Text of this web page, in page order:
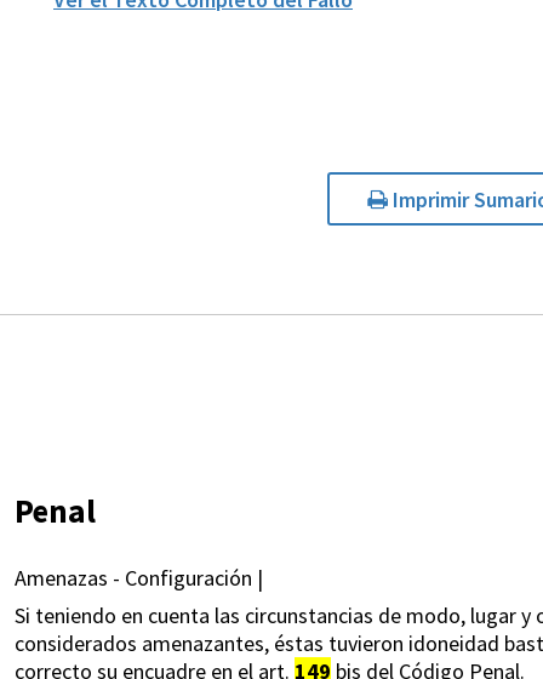
Imprimir
Penal
Amenazas - Configuración |
Si teniendo en cuenta las circunstancias de modo, lugar
considerados amenazantes, éstas tuvieron idoneidad
correcto su encuadre en el art. 149 bis del Código Penal.